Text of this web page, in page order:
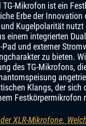
TG-Mikrofon ist ein
Erbe der
Kugelpolarität
einem integrierten
und externer
zu bieten.
des TG-Mikrofons,
Klangs, der
Festkörpermikrofon
XLR-Mikrofone.